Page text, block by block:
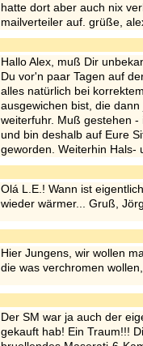
hatte dort aber auch nix
mailverteiler auf. grüße,
Hallo Alex, muß Dir
Du vor'n paar Tagen auf
alles natürlich bei
ausgewichen bist, die
weiterfuhr. Muß gestehen
und bin deshalb auf Eure
geworden. Weiterhin Hals-
Olá L.E.! Wann ist
wieder wärmer... Gruß,
Hier Jungens, wir wollen
die was verchromen
Der SM war ja auch der
gekauft hab! Ein Traum!!!